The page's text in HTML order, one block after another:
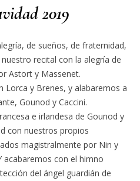
2019
de sueños, de fraternidad,
recital con la alegría de
Astort y Massenet.
Lorca y Brenes, y alabaremos a
Gounod y Caccini.
e irlandesa de Gounod y
con nuestros propios
magistralmente por Nin y
acabaremos con el himno
del ángel guardián de